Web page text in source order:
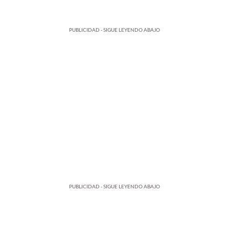
PUBLICIDAD - SIGUE LEYENDO ABAJO
PUBLICIDAD - SIGUE LEYENDO ABAJO